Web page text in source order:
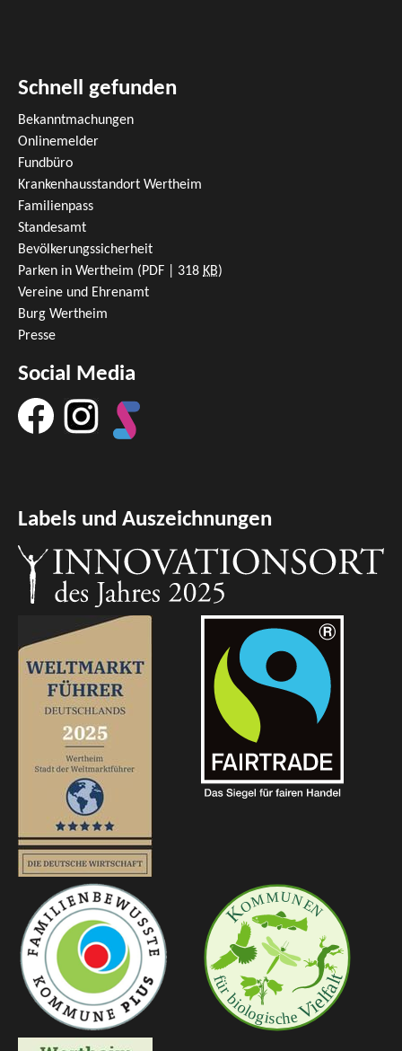
Schnell gefunden
Bekanntmachungen
Onlinemelder
Fundbüro
Krankenhausstandort Wertheim
Familienpass
Standesamt
Bevölkerungssicherheit
Parken in Wertheim (PDF | 318 KB)
Vereine und Ehrenamt
Burg Wertheim
Presse
Social Media
Labels und Auszeichnungen